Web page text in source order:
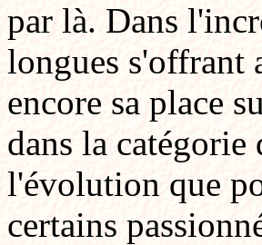
par là. Dans
longues s'offrant
encore sa place
dans la catégorie
l'évolution que
certains